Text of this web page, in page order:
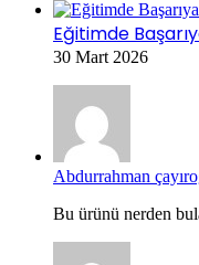
Eğitimde
30 Mart 2026
Abdurrahman
Bu ürünü nerden